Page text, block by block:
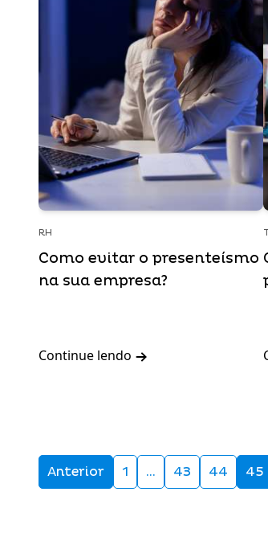
RH
Como evitar o presenteísmo
na sua empresa?
Continue lendo
Anterior 1 … 43 44 45